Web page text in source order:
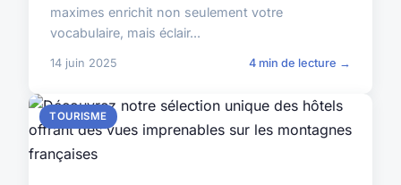
maximes enrichit non seulement votre
vocabulaire, mais éclair...
14 juin 2025 4 min de lecture →
TOURISME